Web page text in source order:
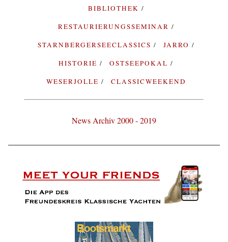
BIBLIOTHEK
RESTAURIERUNGSSEMINAR
STARNBERGERSEECLASSICS
JARRO
HISTORIE
OSTSEEPOKAL
WESERJOLLE
CLASSICWEEKEND
News Archiv 2000 - 2019